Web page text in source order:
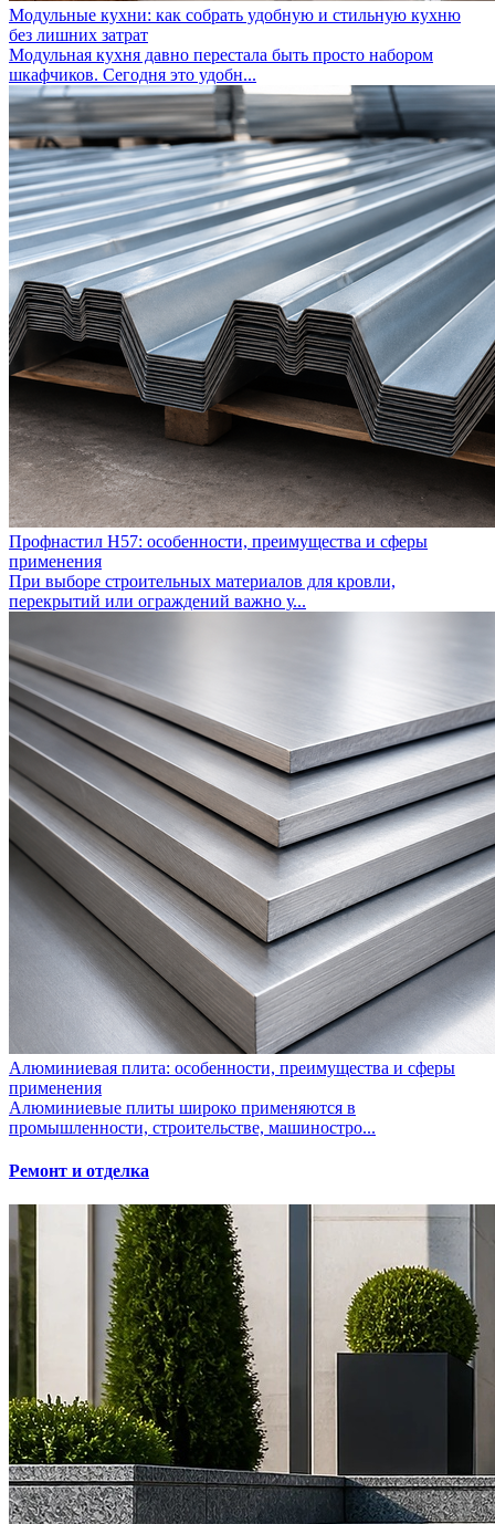
Модульные кухни: как собрать удобную и стильную кухню
без лишних затрат
Модульная кухня давно перестала быть просто набором
шкафчиков. Сегодня это удобн...
Профнастил Н57: особенности, преимущества и сферы
применения
При выборе строительных материалов для кровли,
перекрытий или ограждений важно у...
Алюминиевая плита: особенности, преимущества и сферы
применения
Алюминиевые плиты широко применяются в
промышленности, строительстве, машиностро...
Ремонт и отделка